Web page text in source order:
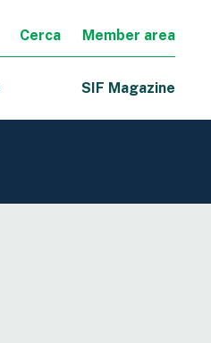
Cerca Member area
SIF Magazine